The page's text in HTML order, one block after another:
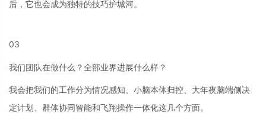
后，它也会成为独特的技巧护城河。
03
我们团队在做什么？全部业界进展什么样？
我会把我们的工作分为情况感知、小脑本体归控、大年夜脑端侧决
定计划、群体协同智能和飞翔操作一体化这几个方面。